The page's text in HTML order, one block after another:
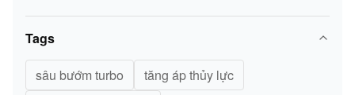
Tags
sâu bướm turbo
tăng áp thủy lực